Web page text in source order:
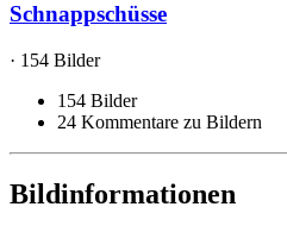
Schnappschüsse
· 154 Bilder
154 Bilder
24 Kommentare zu Bildern
Bildinformationen